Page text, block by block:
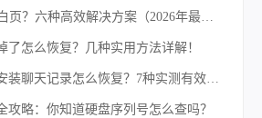
word怎么删除空白页？六种高效解决方案（2026年最新实操指南）！
了怎么恢复？几种实用方法详解！
微信卸载后重新安装聊天记录怎么恢复？7种实测有效的恢复方案详解！
攻略：你知道硬盘序列号怎么查吗？